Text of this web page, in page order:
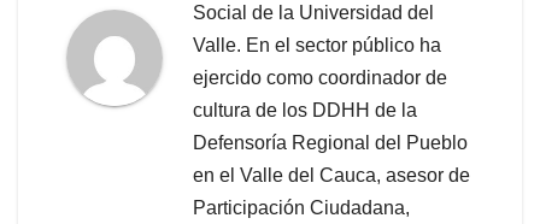
Social de la Universidad del
Valle. En el sector público ha
ejercido como coordinador de
cultura de los DDHH de la
Defensoría Regional del Pueblo
en el Valle del Cauca, asesor de
Participación Ciudadana,